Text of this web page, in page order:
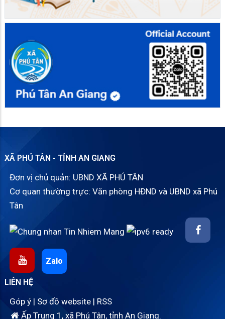
XÃ PHÚ TÂN - TỈNH AN GIANG
Đơn vị chủ quản: UBND XÃ PHÚ TÂN
Cơ quan thường trực: Văn phòng HĐND và UBND xã Phú
Tân
Zalo
LIÊN HỆ
Góp ý | Sơ đồ website | RSS
Ấp Trung 1, xã Phú Tân, tỉnh An Giang.